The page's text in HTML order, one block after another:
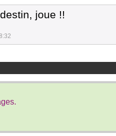
joue !!